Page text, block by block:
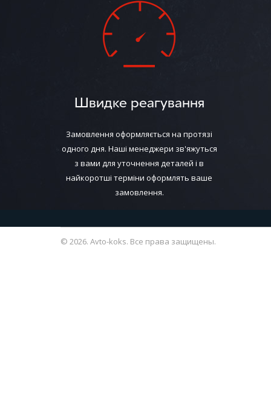
Швидке реагування
Замовлення оформляється на протязі
одного дня. Наші менеджери зв'яжуться
з вами для уточнення деталей і в
найкоротші терміни оформлять ваше
замовлення.
© 2026. Avto-koks. Все права защищены.